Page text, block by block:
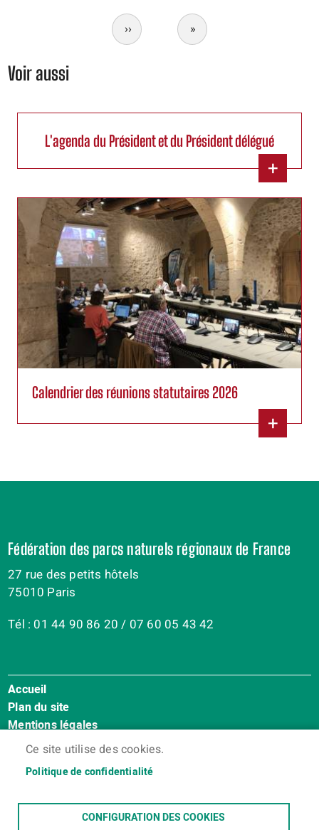
›› Next
page
» Last
page
Voir aussi
L'agenda du Président et du Président délégué
+
Calendrier des réunions statutaires 2026
+
Ce site utilise des cookies.
Politique de confidentialité
CONFIGURATION DES COOKIES
Fédération des parcs naturels régionaux de France
27 rue des petits hôtels
75010 Paris
Tél : 01 44 90 86 20 / 07 60 05 43 42
Menu
Pied
de
page
Accueil
Plan du site
Mentions légales
Accessibilité : Non conforme
Contact